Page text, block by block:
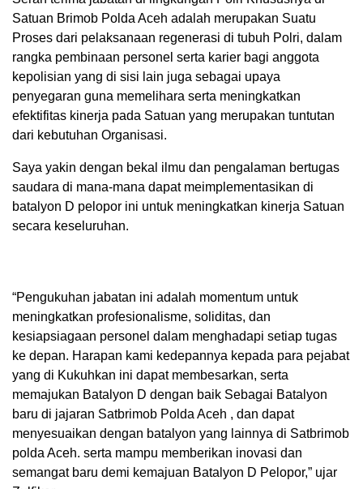
Satuan Brimob Polda Aceh adalah merupakan Suatu
Proses dari pelaksanaan regenerasi di tubuh Polri, dalam
rangka pembinaan personel serta karier bagi anggota
kepolisian yang di sisi lain juga sebagai upaya
penyegaran guna memelihara serta meningkatkan
efektifitas kinerja pada Satuan yang merupakan tuntutan
dari kebutuhan Organisasi.
Saya yakin dengan bekal ilmu dan pengalaman bertugas
saudara di mana-mana dapat meimplementasikan di
batalyon D pelopor ini untuk meningkatkan kinerja Satuan
secara keseluruhan.
“Pengukuhan jabatan ini adalah momentum untuk
meningkatkan profesionalisme, soliditas, dan
kesiapsiagaan personel dalam menghadapi setiap tugas
ke depan. Harapan kami kedepannya kepada para pejabat
yang di Kukuhkan ini dapat membesarkan, serta
memajukan Batalyon D dengan baik Sebagai Batalyon
baru di jajaran Satbrimob Polda Aceh , dan dapat
menyesuaikan dengan batalyon yang lainnya di Satbrimob
polda Aceh. serta mampu memberikan inovasi dan
semangat baru demi kemajuan Batalyon D Pelopor,” ujar